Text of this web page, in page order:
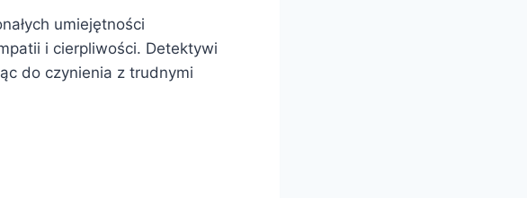
umiejętności
i cierpliwości. Detektywi
do czynienia z trudnymi